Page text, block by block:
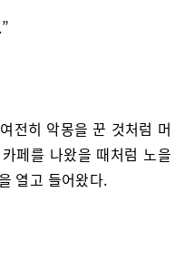
전히 악몽을 꾼 것처럼 머
페를 나왔을 때처럼 노을
열고 들어왔다.